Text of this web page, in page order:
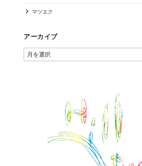
マツエク
アーカイブ